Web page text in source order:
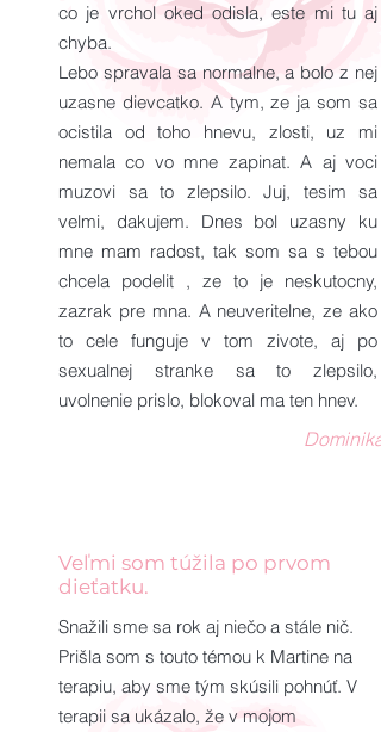
co je vrchol oked odisla, este mi tu aj
chyba.
Lebo spravala sa normalne, a bolo z nej
uzasne dievcatko. A tym, ze ja som sa
ocistila od toho hnevu, zlosti, uz mi
nemala co vo mne zapinat. A aj voci
muzovi sa to zlepsilo. Juj, tesim sa
velmi, dakujem. Dnes bol uzasny ku
mne mam radost, tak som sa s tebou
chcela podelit , ze to je neskutocny,
zazrak pre mna. A neuveritelne, ze ako
to cele funguje v tom zivote, aj po
sexualnej stranke sa to zlepsilo,
uvolnenie prislo, blokoval ma ten hnev.
Dominika
Veľmi som túžila po prvom
dieťatku.
Snažili sme sa rok aj niečo a stále nič.
Prišla som s touto témou k Martine na
terapiu, aby sme tým skúsili pohnúť. V
terapii sa ukázalo, že v mojom